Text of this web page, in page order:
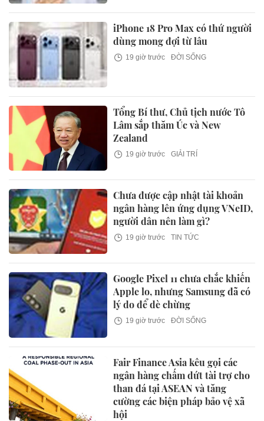
iPhone 18 Pro Max có thứ người
dùng mong đợi từ lâu
19 giờ trước ĐỜI SỐNG
Tổng Bí thư, Chủ tịch nước Tô
Lâm sắp thăm Úc và New
Zealand
19 giờ trước GIẢI TRÍ
Chưa được cập nhật tài khoản
ngân hàng lên ứng dụng VNeID,
người dân nên làm gì?
19 giờ trước TIN TỨC
Google Pixel 11 chưa chắc khiến
Apple lo, nhưng Samsung đã có
lý do để dè chừng
19 giờ trước ĐỜI SỐNG
Fair Finance Asia kêu gọi các
ngân hàng chấm dứt tài trợ cho
than đá tại ASEAN và tăng
cường các biện pháp bảo vệ xã
hội